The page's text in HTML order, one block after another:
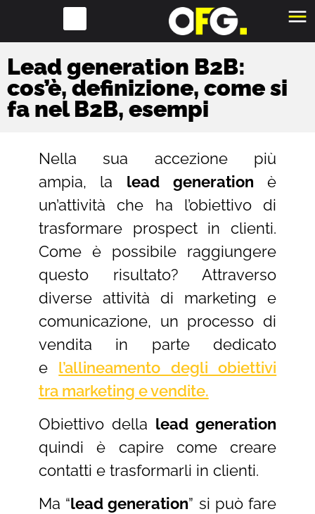
Lead generation B2B:
cos’è, definizione, come si
fa nel B2B, esempi
Nella sua accezione più
ampia, la lead generation è
un’attività che ha l’obiettivo di
trasformare prospect in clienti.
Come è possibile raggiungere
questo risultato? Attraverso
diverse attività di marketing e
comunicazione, un processo di
vendita in parte dedicato
e l’allineamento degli obiettivi
tra marketing e vendite.
Obiettivo della lead generation
quindi è capire come creare
contatti e trasformarli in clienti.
Ma “lead generation” si può fare